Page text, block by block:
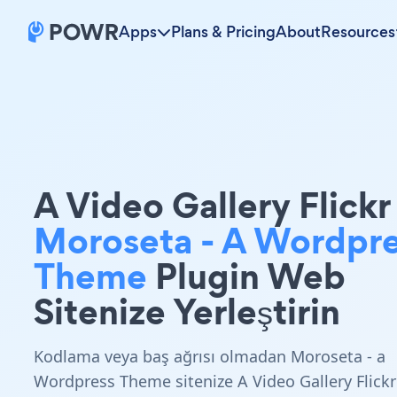
Apps Plans & PricingAboutResources
A Video Gallery Flickr
Moroseta - A
Theme Plugin Web
Sitenize Yerleştirin
Kodlama veya baş ağrısı olmadan Moroseta - a
Wordpress Theme sitenize A Video Gallery Flickr